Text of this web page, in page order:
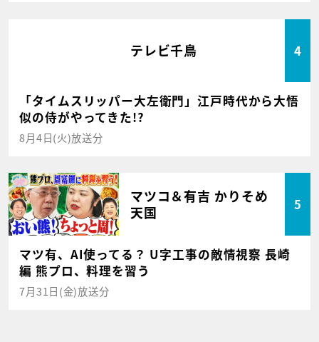
テレビ千鳥 4
「タイムスリッパー大左衛門」江戸時代から大悟
似の侍がやってきた!?
8月4日(火)放送分
マツコ＆有吉 かりそめ
天国
5
マツ有、AI使ってる？ U字工事の敵情視察 長崎
編 熊プロ、料理を習う
7月31日(金)放送分